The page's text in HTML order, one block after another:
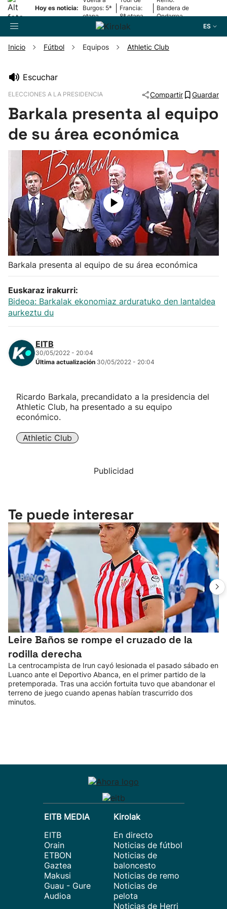
Hoy es noticia:
Burgos: 5ª
etapa
Francia:
8ª etapa
Bandera de
Ondarroa
ES
Pelota
Baloncesto
Ciclismo
Herri-kirolak
Balonmano
Kirolak 360
Atletismo
Carreras de montaña
"Helmuga"
Inicio Fútbol Equipos Athletic Club
Escuchar
ELECCIONES A LA PRESIDENCIA Compartir Guardar
Barkala presenta al equipo
de su área económica
Barkala presenta al equipo de su área económica
Euskaraz irakurri:
Bideoa: Barkalak ekonomiaz arduratuko den lantaldea
aurkeztu du
EITB
30/05/2022 - 20:04
Última actualización 30/05/2022 - 20:04
Ricardo Barkala, precandidato a la presidencia del
Athletic Club, ha presentado a su equipo
económico.
Athletic Club
Publicidad
Te puede interesar
Leire Baños se rompe el cruzado de la
rodilla derecha
La centrocampista de Irun cayó lesionada el pasado sábado en
Luanco ante el Deportivo Abanca, en el primer partido de la
pretemporada. Tras una acción fortuita tuvo que abandonar el
terreno de juego cuando apenas habían trascurrido dos
minutos.
EITB MEDIA
EITB
Orain
ETBON
Gaztea
Makusi
Guau - Gure
Audioa
Kirolak
En directo
Noticias de fútbol
Noticias de
baloncesto
Noticias de remo
Noticias de
pelota
Noticias de Herri